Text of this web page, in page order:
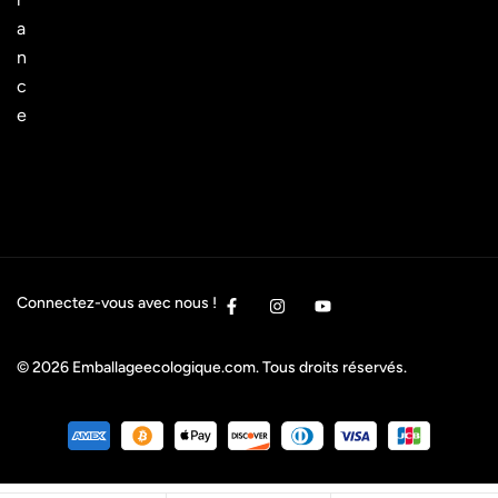
a
n
c
e
Connectez-vous avec nous !
© 2026 Emballageecologique.com. Tous droits réservés.